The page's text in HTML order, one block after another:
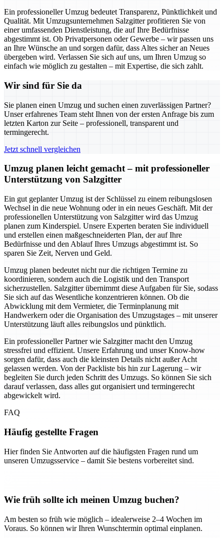
Ein professioneller Umzug bedeutet Transparenz, Pünktlichkeit und
Qualität. Mit Umzugsunternehmen Salzgitter profitieren Sie von
einer umfassenden Dienstleistung, die auf Ihre Bedürfnisse
abgestimmt ist. Ob Privatpersonen oder Gewerbe – wir passen uns
an Ihre Wünsche an und sorgen dafür, dass Altes sicher an Neues
übergeben wird. Verlassen Sie sich auf uns, um Ihren Umzug so
einfach wie möglich zu gestalten – mit Expertise, die sich zahlt.
Wir sind für Sie da
Sie planen einen Umzug und suchen einen zuverlässigen Partner?
Unser erfahrenes Team steht Ihnen von der ersten Anfrage bis zum
letzten Karton zur Seite – professionell, transparent und
termingerecht.
Jetzt schnell vergleichen
Umzug planen leicht gemacht – mit professioneller
Unterstützung von Salzgitter
Ein gut geplanter Umzug ist der Schlüssel zu einem reibungslosen
Wechsel in die neue Wohnung oder in ein neues Geschäft. Mit der
professionellen Unterstützung von Salzgitter wird das Umzug
planen zum Kinderspiel. Unsere Experten beraten Sie individuell
und erstellen einen maßgeschneiderten Plan, der auf Ihre
Bedürfnisse und den Ablauf Ihres Umzugs abgestimmt ist. So
sparen Sie Zeit, Nerven und Geld.
Umzug planen bedeutet nicht nur die richtigen Termine zu
koordinieren, sondern auch die Logistik und den Transport
sicherzustellen. Salzgitter übernimmt diese Aufgaben für Sie, sodass
Sie sich auf das Wesentliche konzentrieren können. Ob die
Abwicklung mit dem Vermieter, die Terminplanung mit
Handwerkern oder die Organisation des Umzugstages – mit unserer
Unterstützung läuft alles reibungslos und pünktlich.
Ein professioneller Partner wie Salzgitter macht den Umzug
stressfrei und effizient. Unsere Erfahrung und unser Know-how
sorgen dafür, dass auch die kleinsten Details nicht außer Acht
gelassen werden. Von der Packliste bis hin zur Lagerung – wir
begleiten Sie durch jeden Schritt des Umzugs. So können Sie sich
darauf verlassen, dass alles gut organisiert und termingerecht
abgewickelt wird.
FAQ
Häufig gestellte Fragen
Hier finden Sie Antworten auf die häufigsten Fragen rund um
unseren Umzugsservice – damit Sie bestens vorbereitet sind.
Wie früh sollte ich meinen Umzug buchen?
Am besten so früh wie möglich – idealerweise 2–4 Wochen im
Voraus. So können wir Ihren Wunschtermin optimal einplanen.